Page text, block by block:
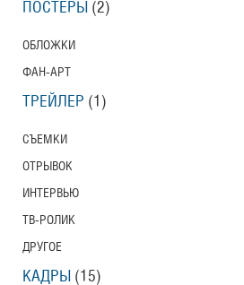
ПОСТЕРЫ (2)
ОБЛОЖКИ
ФАН-АРТ
ТРЕЙЛЕР (1)
СЪЕМКИ
ОТРЫВОК
ИНТЕРВЬЮ
ТВ-РОЛИК
ДРУГОЕ
КАДРЫ (15)